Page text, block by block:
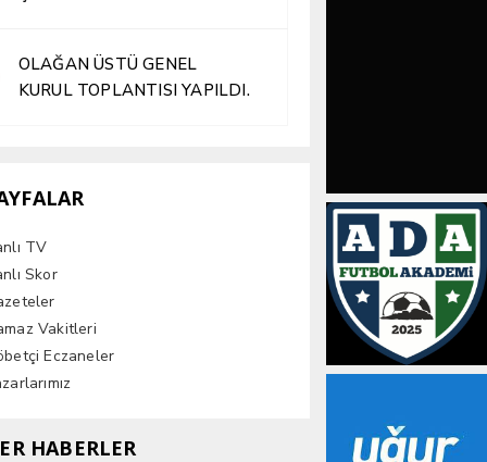
OLAĞAN ÜSTÜ GENEL
KURUL TOPLANTISI YAPILDI.
TV
Skor
Vakitleri
Eczaneler
HABERLER